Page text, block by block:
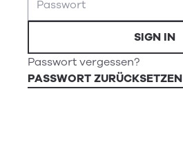
SIGN IN
Passwort vergessen?
PASSWORT ZURÜCKSETZEN